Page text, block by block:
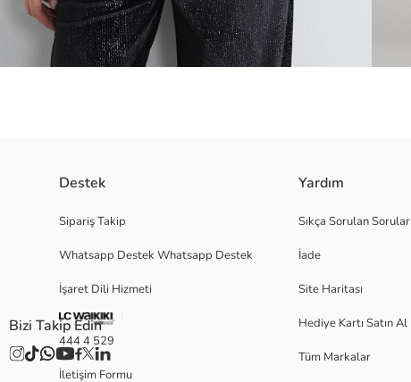
Ana Kumaş:
Destek
Sipariş Takip
Whatsapp Destek Whatsapp Destek
İşaret Dili Hizmeti
444 4 529
İletişim Formu
Yardım
Sıkça Sorulan Sorular
İade
Site Haritası
Hediye Kartı Satın Al
Tüm Markalar
Bizi Takip Edin